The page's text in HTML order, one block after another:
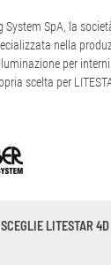
System SpA, la
nella
per interni
scelta per
LITESTAR 4D